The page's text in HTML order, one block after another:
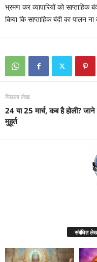
भ्रमण कर व्यापारियों को
किया कि साप्ताहिक बंदी का पालन
पिछला लेख
24 या 25 मार्च, कब है होली?
मुहूर्त
संबंधित